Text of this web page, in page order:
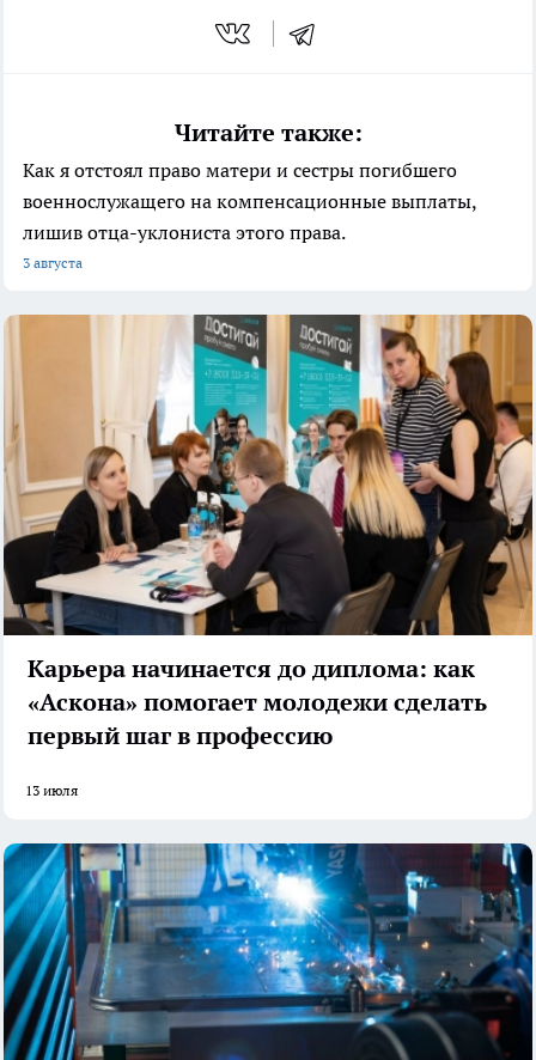
Читайте также:
Как я отстоял право матери и сестры погибшего
военнослужащего на компенсационные выплаты,
лишив отца-уклониста этого права.
3 августа
Карьера начинается до диплома: как
«Аскона» помогает молодежи сделать
первый шаг в профессию
13 июля